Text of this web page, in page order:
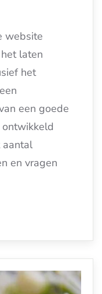
website
laten
het
een goede
aantal
en vragen